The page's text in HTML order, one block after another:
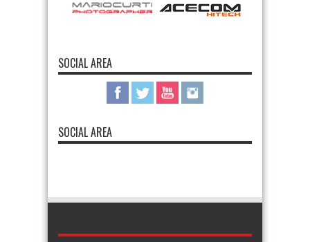
SOCIAL AREA
SOCIAL AREA